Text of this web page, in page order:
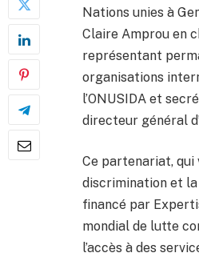
Nations unies à
Claire Amprou en
représentant
organisations
l’ONUSIDA et
directeur général
Ce partenariat,
discrimination et la
financé par
mondial de lutte
l’accès à des